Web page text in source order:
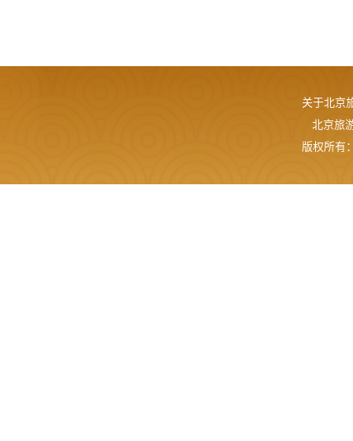
关于北京
北京旅
版权所有